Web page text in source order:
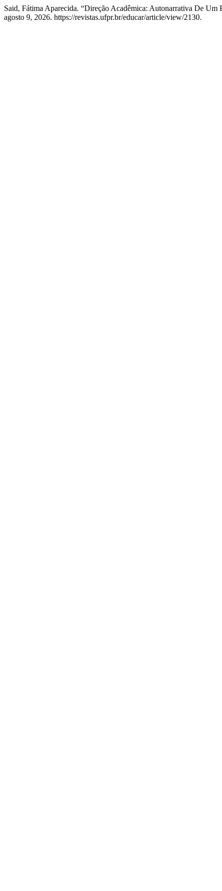
Said, Fátima Aparecida. “Direção Acadêmica: Autonarrativa De Um
agosto 9, 2026. https://revistas.ufpr.br/educar/article/view/2130.